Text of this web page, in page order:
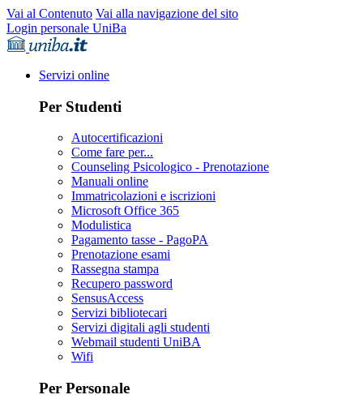
Vai al Contenuto Vai alla navigazione del sito
Login personale UniBa
Servizi online
Per Studenti
Autocertificazioni
Come fare per...
Counseling Psicologico - Prenotazione
Manuali online
Immatricolazioni e iscrizioni
Microsoft Office 365
Modulistica
Pagamento tasse - PagoPA
Prenotazione esami
Rassegna stampa
Recupero password
SensusAccess
Servizi bibliotecari
Servizi digitali agli studenti
Webmail studenti UniBA
Wifi
Per Personale